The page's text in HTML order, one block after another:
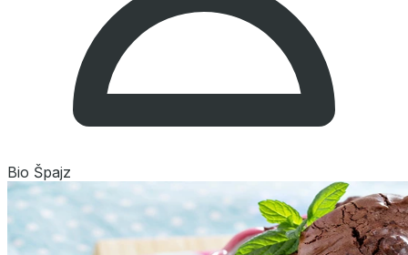
Bio Špajz